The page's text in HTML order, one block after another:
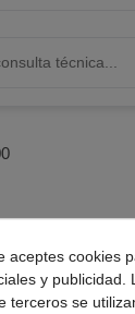
aceptes cookies
y publicidad.
terceros se